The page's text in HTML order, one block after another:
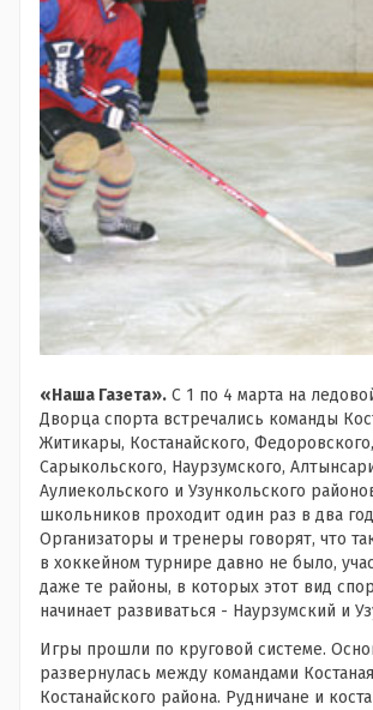
«Наша Газета». С 1 по 4 марта на
Дворца спорта встречались команды
Житикары, Костанайского, Федоровского,
Сарыкольского, Наурзумского,
Аулиекольского и Узункольского
школьников проходит один раз в два
Организаторы и тренеры говорят, что
в хоккейном турнире давно не было,
даже те районы, в которых этот вид
начинает развиваться - Наурзумский и
Игры прошли по круговой системе.
развернулась между командами
Костанайского района. Рудничане и